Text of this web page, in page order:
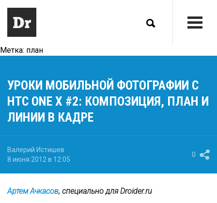
Метка: план
УРОКИ МОБИЛЬНОЙ ФОТОГРАФИИ С
HTC ONE X #2: КОМПОЗИЦИЯ, ПЛАН И
ЛИНИИ В КАДРЕ
Валерий Истишев
8 июня 2012 в 12:05
0
Артем Ачкасов, специально дляDroider.ru